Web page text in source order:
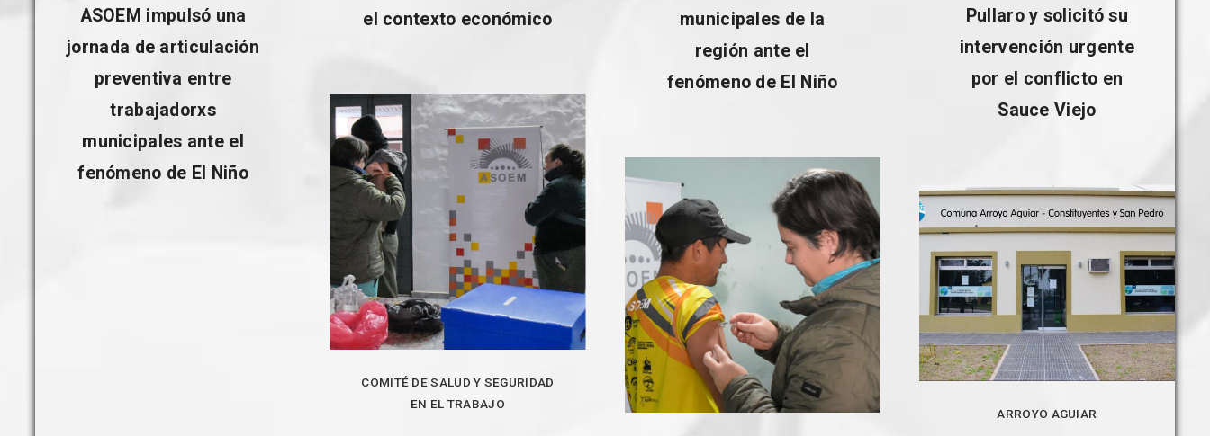
el contexto económico
Pullaro y solicitó su
intervención urgente
por el conflicto en
Sauce Viejo
municipales de la
región ante el
fenómeno de El Niño
ASOEM impulsó una
jornada de articulación
preventiva entre
trabajadorxs
municipales ante el
fenómeno de El Niño
COMITÉ DE SALUD Y SEGURIDAD
EN EL TRABAJO
ARROYO AGUIAR